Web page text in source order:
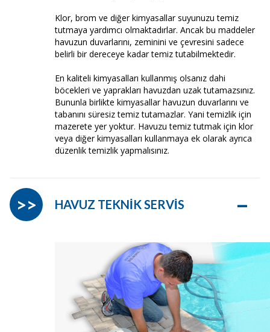
Klor, brom ve diğer kimyasallar suyunuzu temiz
tutmaya yardımcı olmaktadırlar. Ancak bu maddeler
havuzun duvarlarını, zeminini ve çevresini sadece
belirli bir dereceye kadar temiz tutabilmektedir.
En kaliteli kimyasalları kullanmış olsanız dahi
böcekleri ve yaprakları havuzdan uzak tutamazsınız.
Bununla birlikte kimyasallar havuzun duvarlarını ve
tabanını süresiz temiz tutamazlar. Yani temizlik için
mazerete yer yoktur. Havuzu temiz tutmak için klor
veya diğer kimyasalları kullanmaya ek olarak ayrıca
düzenlik temizlik yapmalısınız.
HAVUZ TEKNİK SERVİS –
>>